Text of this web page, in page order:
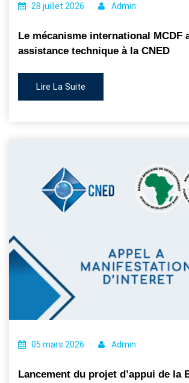
28 juillet 2026 Admin
Le mécanisme international MCDF
assistance technique à la CNED
Lire La Suite
05 mars 2026 Admin
Lancement du projet d’appui de la